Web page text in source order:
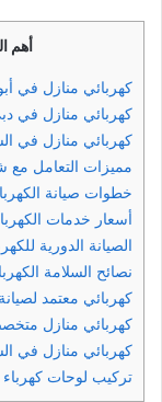
أهم
كهربائي منازل في
كهربائي منازل في
كهربائي منازل في
مميزات التعامل مع
خطوات صيانة
أسعار خدمات
الصيانة الدورية
نصائح السلامة
كهربائي معتمد
كهربائي منازل
كهربائي منازل في
تركيب لوحات